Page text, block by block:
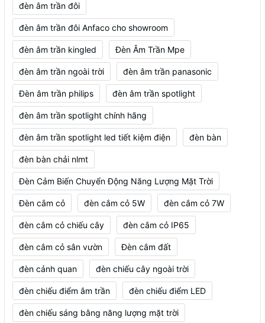
đèn âm trần đôi
đèn âm trần đôi Anfaco cho showroom
đèn âm trần kingled Đèn Âm Trần Mpe
đèn âm trần ngoài trời đèn âm trần panasonic
Đèn âm trần philips đèn âm trần spotlight
đèn âm trần spotlight chính hãng
đèn âm trần spotlight led tiết kiệm điện đèn bàn
đèn bàn chải nlmt
Đèn Cảm Biến Chuyển Động Năng Lượng Mặt Trời
Đèn cắm cỏ đèn cắm cỏ 5W đèn cắm cỏ 7W
đèn cắm cỏ chiếu cây đèn cắm cỏ IP65
đèn cắm cỏ sân vườn Đèn cắm đất
đèn cảnh quan đèn chiếu cây ngoài trời
đèn chiếu điểm âm trần đèn chiếu điểm LED
đèn chiếu sáng bằng năng lượng mặt trời